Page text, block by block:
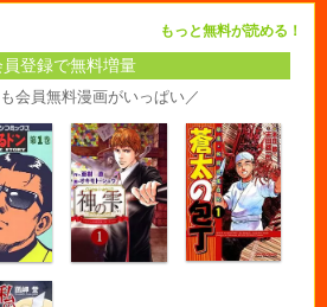
もっと無料が読める！
員登録で無料増量
会員無料漫画がいっぱい／